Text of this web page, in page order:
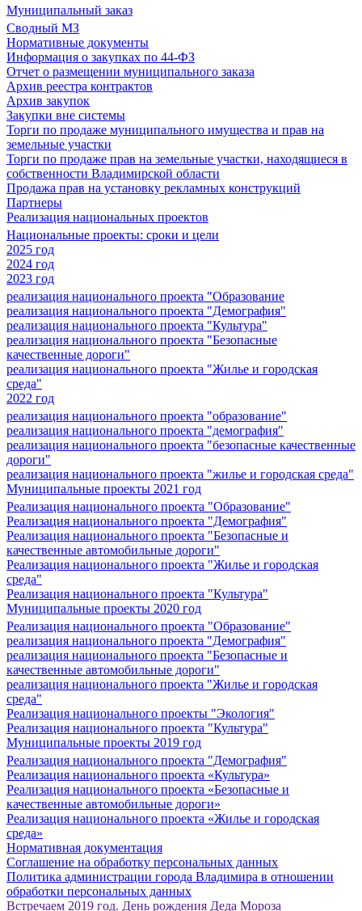
Муниципальный заказ
Сводный МЗ
Нормативные документы
Информация о закупках по 44-ФЗ
Отчет о размещении муниципального заказа
Архив реестра контрактов
Архив закупок
Закупки вне системы
Торги по продаже муниципального имущества и прав на
земельные участки
Торги по продаже прав на земельные участки, находящиеся в
собственности Владимирской области
Продажа прав на установку рекламных конструкций
Партнеры
Реализация национальных проектов
Национальные проекты: сроки и цели
2025 год
2024 год
2023 год
реализация национального проекта "Образование
реализация национального проекта "Демография"
реализация национального проекта "Культура"
реализация национального проекта "Безопасные
качественные дороги"
реализация национального проекта "Жилье и городская
среда"
2022 год
реализация национального проекта "образование"
реализация национального проекта "демография"
реализация национального проекта "безопасные качественные
дороги"
реализация национального проекта "жилье и городская среда"
Муниципальные проекты 2021 год
Реализация национального проекта "Образование"
Реализация национального проекта "Демография"
Реализация национального проекта "Безопасные и
качественные автомобильные дороги"
Реализация национального проекта "Жилье и городская
среда"
Реализация национального проекта "Культура"
Муниципальные проекты 2020 год
Реализация национального проекта "Образование"
реализация национального проекта "Демография"
реализация национального проекта "Безопасные и
качественные автомобильные дороги"
реализация национального проекта "Жилье и городская
среда"
Реализация национального проекты "Экология"
Реализация национального проекта "Культура"
Муниципальные проекты 2019 год
Реализация национального проекта "Демография"
Реализация национального проекта «Культура»
Реализация национального проекта «Безопасные и
качественные автомобильные дороги»
Реализация национального проекта «Жилье и городская
среда»
Нормативная документация
Соглашение на обработку персональных данных
Политика администрации города Владимира в отношении
обработки персональных данных
Встречаем 2019 год. День рождения Деда Мороза